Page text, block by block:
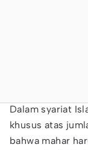
Dalam syariat
khusus atas
bahwa mahar